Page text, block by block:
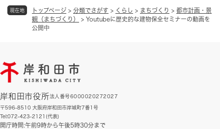
現在地 トップページ > 分類でさがす > くらし > まちづくり > 都市計画・景
観（まちづくり）
> Youtubeに歴史的な建物保全セミナーの動画を
公開中
岸和田市役所法人番号6000020272027
〒596-8510 大阪府岸和田市岸城町7番1号
Tel:072-423-2121(代表)
開庁時間:午前9時から午後5時30分まで